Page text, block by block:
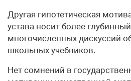
Другая гипотетическая
устава носит более
многочисленных дискуссий
школьных учебников.
Нет сомнений в